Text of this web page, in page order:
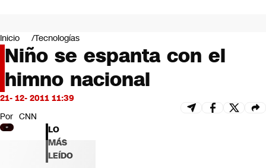
Negocios
Deportes
Programas completos
Cultura
Servicios
Bits
CNN Data
CNN tiempo
Futuro 360
Inicio Tecnologías
Niño se espanta con el
himno nacional
21- 12- 2011 11:39
Por CNN
LO
MÁS
LEÍDO